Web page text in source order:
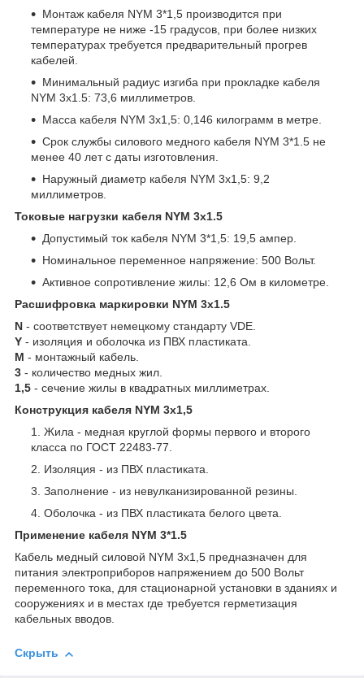
Монтаж кабеля NYM 3*1,5 производится при
температуре не ниже -15 градусов, при более низких
температурах требуется предварительный прогрев
кабелей.
Минимальный радиус изгиба при прокладке кабеля
NYM 3х1.5: 73,6 миллиметров.
Масса кабеля NYM 3х1,5: 0,146 килограмм в метре.
Срок службы силового медного кабеля NYM 3*1.5 не
менее 40 лет с даты изготовления.
Наружный диаметр кабеля NYM 3х1,5: 9,2
миллиметров.
Токовые нагрузки кабеля NYM 3х1.5
Допустимый ток кабеля NYM 3*1,5: 19,5 ампер.
Номинальное переменное напряжение: 500 Вольт.
Активное сопротивление жилы: 12,6 Ом в километре.
Расшифровка маркировки NYM 3х1.5
N - соответствует немецкому стандарту VDE.
Y - изоляция и оболочка из ПВХ пластиката.
M - монтажный кабель.
3 - количество медных жил.
1,5 - сечение жилы в квадратных миллиметрах.
Конструкция кабеля NYM 3х1,5
Жила - медная круглой формы первого и второго
класса по ГОСТ 22483-77.
Изоляция - из ПВХ пластиката.
Заполнение - из невулканизированной резины.
Оболочка - из ПВХ пластиката белого цвета.
Применение кабеля NYM 3*1.5
Кабель медный силовой NYM 3х1,5 предназначен для
питания электроприборов напряжением до 500 Вольт
переменного тока, для стационарной установки в зданиях и
сооружениях и в местах где требуется герметизация
кабельных вводов.
Скрыть